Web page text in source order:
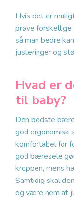
Hvis det er
prøve forskellige
så man bedre
justeringer og
Hvad er
til baby?
Den bedste
god ergonomisk
komfortabel for
god bæresele
kroppen, mens
Samtidig skal
og være nem at